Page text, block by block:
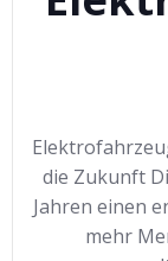
die Zukunft
Jahren einen
mehr